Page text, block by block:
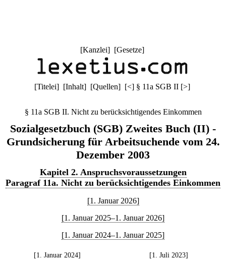
[Kanzlei] [Gesetze]
[Titelei] [Inhalt] [Quellen] [<] § 11a SGB II [>]
§ 11a SGB II. Nicht zu berücksichtigendes Einkommen
Sozialgesetzbuch (SGB) Zweites Buch (II) -
Grundsicherung für Arbeitsuchende vom 24.
Dezember 2003
Kapitel 2. Anspruchsvoraussetzungen
Paragraf 11a. Nicht zu berücksichtigendes Einkommen
[1. Januar 2026]
[1. Januar 2025–1. Januar 2026]
[1. Januar 2024–1. Januar 2025]
[1. Januar 2024]
[1. Juli 2023]